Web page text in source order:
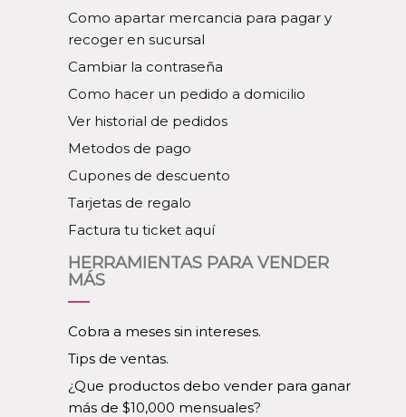
Como apartar mercancia para pagar y
recoger en sucursal
Cambiar la contraseña
Como hacer un pedido a domicilio
Ver historial de pedidos
Metodos de pago
Cupones de descuento
Tarjetas de regalo
Factura tu ticket aquí
HERRAMIENTAS PARA VENDER
MÁS
Cobra a meses sin intereses.
Tips de ventas.
¿Que productos debo vender para ganar
más de $10,000 mensuales?